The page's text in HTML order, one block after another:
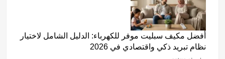
أفضل مكيف سبليت موفر للكهرباء: الدليل الشامل لاختيار
نظام تبريد ذكي واقتصادي في 2026